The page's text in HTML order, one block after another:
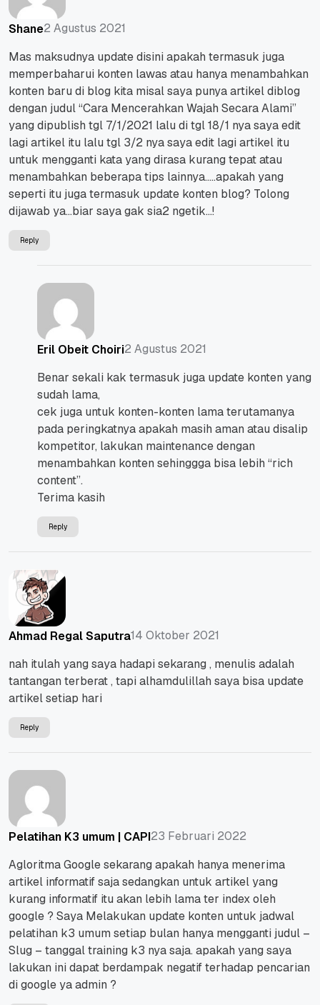
Shane2 Agustus 2021
Mas maksudnya update disini apakah termasuk juga
memperbaharui konten lawas atau hanya menambahkan
konten baru di blog kita misal saya punya artikel diblog
dengan judul “Cara Mencerahkan Wajah Secara Alami”
yang dipublish tgl 7/1/2021 lalu di tgl 18/1 nya saya edit
lagi artikel itu lalu tgl 3/2 nya saya edit lagi artikel itu
untuk mengganti kata yang dirasa kurang tepat atau
menambahkan beberapa tips lainnya…..apakah yang
seperti itu juga termasuk update konten blog? Tolong
dijawab ya…biar saya gak sia2 ngetik…!
Reply
Eril Obeit Choiri2 Agustus 2021
Benar sekali kak termasuk juga update konten yang
sudah lama,
cek juga untuk konten-konten lama terutamanya
pada peringkatnya apakah masih aman atau disalip
kompetitor, lakukan maintenance dengan
menambahkan konten sehinggga bisa lebih “rich
content”.
Terima kasih
Reply
Ahmad Regal Saputra14 Oktober 2021
nah itulah yang saya hadapi sekarang , menulis adalah
tantangan terberat , tapi alhamdulillah saya bisa update
artikel setiap hari
Reply
Pelatihan K3 umum | CAPI23 Februari 2022
Agloritma Google sekarang apakah hanya menerima
artikel informatif saja sedangkan untuk artikel yang
kurang informatif itu akan lebih lama ter index oleh
google ? Saya Melakukan update konten untuk jadwal
pelatihan k3 umum setiap bulan hanya mengganti judul –
Slug – tanggal training k3 nya saja. apakah yang saya
lakukan ini dapat berdampak negatif terhadap pencarian
di google ya admin ?